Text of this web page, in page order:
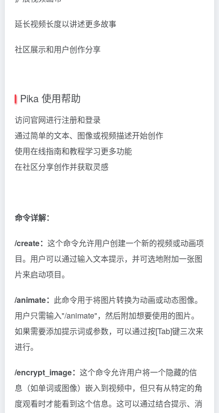
延长视频长度以讲述更多故事
社区展示和用户创作分享
Pika 使用帮助
访问官网进行注册和登录
通过简单的文本、图像或视频描述开始创作
使用在线指南和教程学习更多功能
在社区分享创作并获取灵感
命令详解：
/create： 这个命令允许用户创建一个新的视频或动画项
目。用户可以通过输入文本提示，并可选地附加一张图
片来启动项目。
/animate： 此命令用于将图片转换为动画或动态图像。
用户只需输入"/animate"，然后附加想要使用的图片。
如果需要添加提示词或参数，可以通过按[Tab]键三次来
进行。
/encrypt_image： 这个命令允许用户将一个隐藏的信
息（如单词或图像）嵌入到视频中，但只有从特定的角
度观看时才能看到这个信息。这可以通过结合提示、消